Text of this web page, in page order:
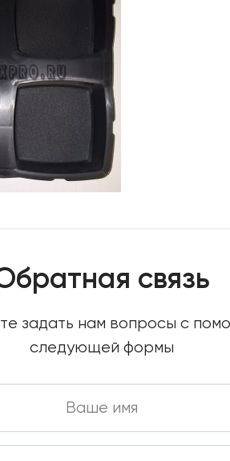
связь
задать нам вопросы с
следующей формы